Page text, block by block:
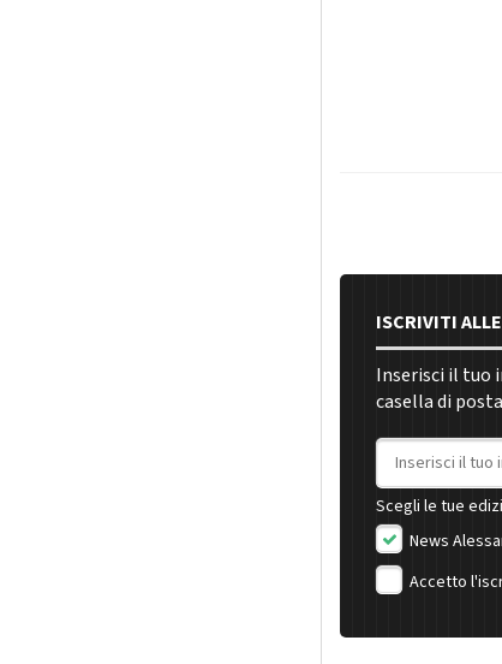
ISCRIVITI
Inserisci il tuo
casella di
Indirizzo email
Scegli le tue
News
Accetto